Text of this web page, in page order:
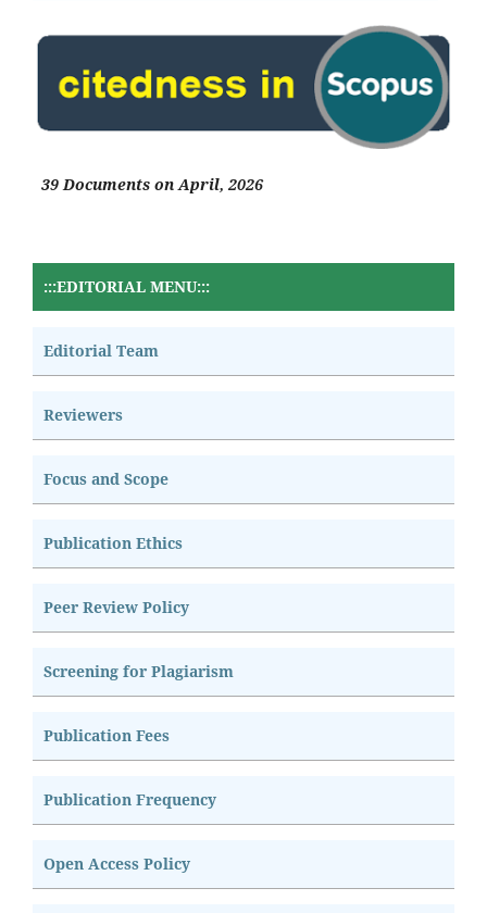
39 Documents on April, 2026
:::EDITORIAL MENU:::
Editorial Team
Reviewers
Focus and Scope
Publication Ethics
Peer Review Policy
Screening for Plagiarism
Publication Fees
Publication Frequency
Open Access Policy